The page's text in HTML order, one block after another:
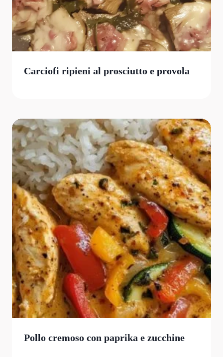
Carciofi ripieni al prosciutto e provola
Pollo cremoso con paprika e zucchine